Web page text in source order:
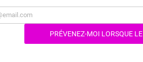
PRÉVENEZ-MOI LORSQUE